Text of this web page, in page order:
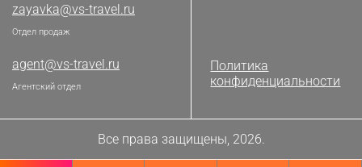
zayavka@vs-travel.ru
Отдел продаж
agent@vs-travel.ru
Агентский отдел
Политика
конфиденциальности
Все права защищены, 2026.